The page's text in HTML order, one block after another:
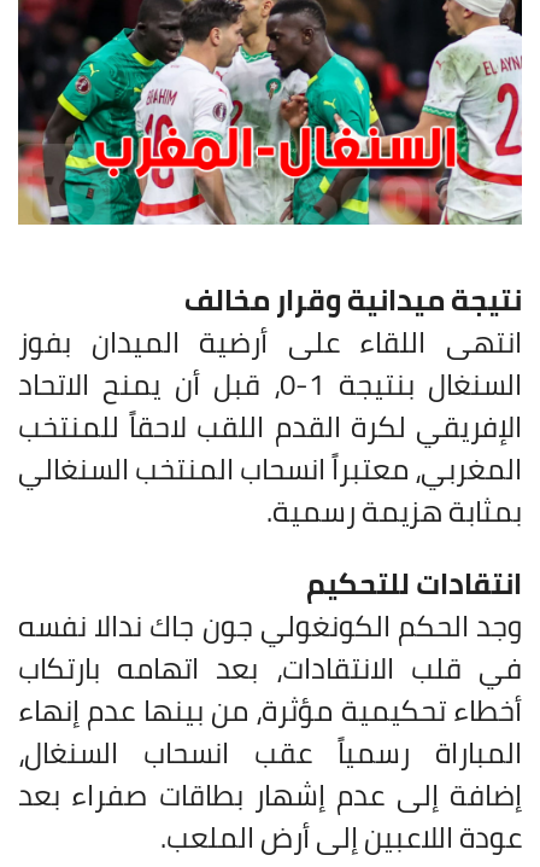
نتيجة ميدانية وقرار مخالف
انتهى اللقاء على أرضية الميدان بفوز
السنغال بنتيجة 1-0، قبل أن يمنح الاتحاد
الإفريقي لكرة القدم اللقب لاحقاً للمنتخب
المغربي، معتبراً انسحاب المنتخب السنغالي
بمثابة هزيمة رسمية.
انتقادات للتحكيم
وجد الحكم الكونغولي جون جاك ندالا نفسه
في قلب الانتقادات، بعد اتهامه بارتكاب
أخطاء تحكيمية مؤثرة، من بينها عدم إنهاء
المباراة رسمياً عقب انسحاب السنغال،
إضافة إلى عدم إشهار بطاقات صفراء بعد
عودة اللاعبين إلى أرض الملعب.